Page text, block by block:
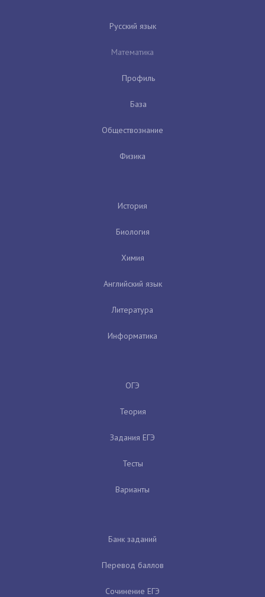
Русский язык
Математика
Профиль
База
Обществознание
Физика
История
Биология
Химия
Английский язык
Литература
Информатика
ОГЭ
Теория
Задания ЕГЭ
Тесты
Варианты
Банк заданий
Перевод баллов
Сочинение ЕГЭ